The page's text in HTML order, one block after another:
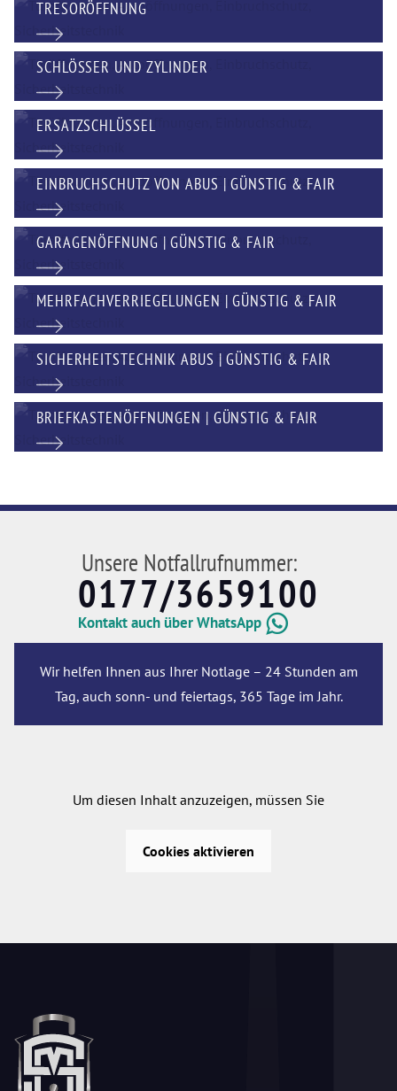
TRESORÖFFNUNG
SCHLÖSSER UND ZYLINDER
ERSATZSCHLÜSSEL
EINBRUCHSCHUTZ VON ABUS | GÜNSTIG & FAIR
GARAGENÖFFNUNG | GÜNSTIG & FAIR
MEHRFACHVERRIEGELUNGEN | GÜNSTIG & FAIR
SICHERHEITSTECHNIK ABUS | GÜNSTIG & FAIR
BRIEFKASTENÖFFNUNGEN | GÜNSTIG & FAIR
Unsere Notfallrufnummer:
0177/3659100
Kontakt auch über WhatsApp
Wir helfen Ihnen aus Ihrer Notlage – 24 Stunden am
Tag, auch sonn- und feiertags, 365 Tage im Jahr.
Um diesen Inhalt anzuzeigen, müssen Sie
Cookies aktivieren